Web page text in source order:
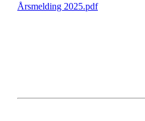
Årsmelding 2025.pdf